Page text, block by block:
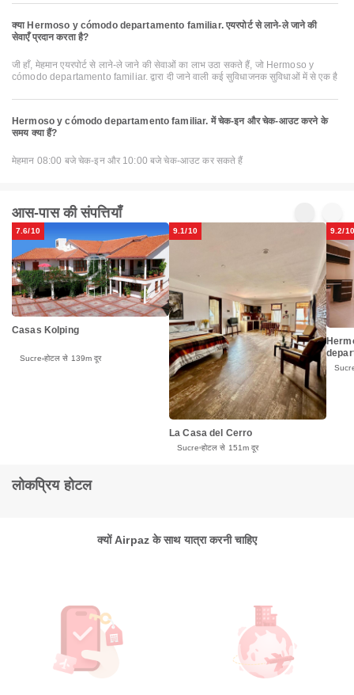
क्या Hermoso y cómodo departamento familiar. एयरपोर्ट से लाने-ले जाने की
सेवाएँ प्रदान करता है?
जी हाँ, मेहमान एयरपोर्ट से लाने-ले जाने की सेवाओं का लाभ उठा सकते हैं, जो Hermoso y
cómodo departamento familiar. द्वारा दी जाने वाली कई सुविधाजनक सुविधाओं में से एक है
Hermoso y cómodo departamento familiar. में चेक-इन और चेक-आउट करने के
समय क्या हैं?
मेहमान 08:00 बजे चेक-इन और 10:00 बजे चेक-आउट कर सकते हैं
आस-पास की संपत्तियाँ
7.6/10
Casas Kolping
Sucre होटल से 139m दूर
9.1/10
La Casa del Cerro
Sucre होटल से 151m दूर
9.2/10
लोकप्रिय होटल
क्यों Airpaz के साथ यात्रा करनी चाहिए